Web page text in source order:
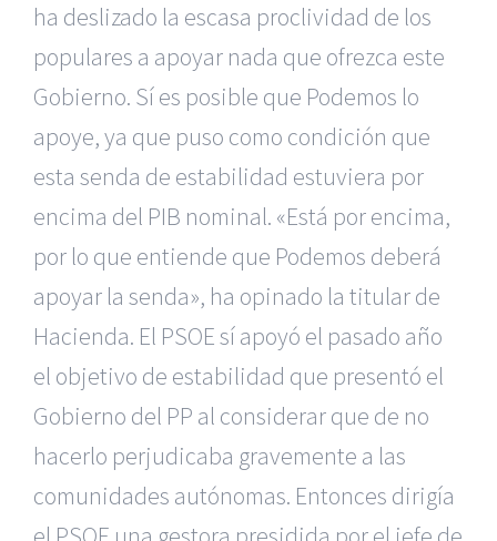
ha deslizado la escasa proclividad de los
populares a apoyar nada que ofrezca este
Gobierno. Sí es posible que Podemos lo
apoye, ya que puso como condición que
esta senda de estabilidad estuviera por
encima del PIB nominal. «Está por encima,
por lo que entiende que Podemos deberá
apoyar la senda», ha opinado la titular de
Hacienda. El PSOE sí apoyó el pasado año
el objetivo de estabilidad que presentó el
Gobierno del PP al considerar que de no
hacerlo perjudicaba gravemente a las
comunidades autónomas. Entonces dirigía